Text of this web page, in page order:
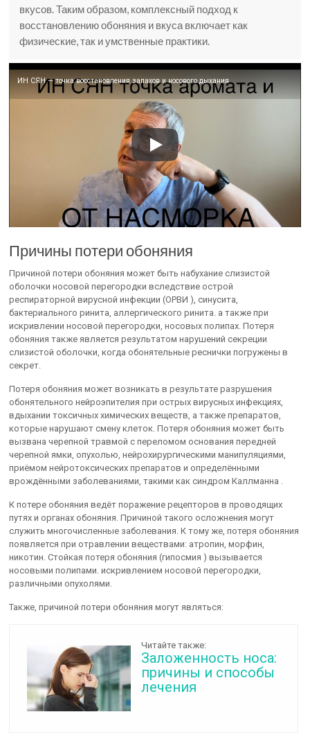
вкусов. Таким образом, комплексный подход к
восстановлению обоняния и вкуса включает как
физические, так и умственные практики.
ИН СЯН — точка восстановления запахов и носового дыхания
Причины потери обоняния
Причиной потери обоняния может быть набухание слизистой
оболочки носовой перегородки вследствие острой
респираторной вирусной инфекции (ОРВИ ), синусита,
бактериального ринита, аллергического ринита. а также при
искривлении носовой перегородки, носовых полипах. Потеря
обоняния также является результатом нарушений секреции
слизистой оболочки, когда обонятельные реснички погружены в
секрет.
Потеря обоняния может возникать в результате разрушения
обонятельного нейроэпителия при острых вирусных инфекциях,
вдыхании токсичных химических веществ, а также препаратов,
которые нарушают смену клеток. Потеря обоняния может быть
вызвана черепной травмой с переломом основания передней
черепной ямки, опухолью, нейрохирургическими манипуляциями,
приёмом нейротоксических препаратов и определёнными
врождёнными заболеваниями, такими как синдром Каллманна .
К потере обоняния ведёт поражение рецепторов в проводящих
путях и органах обоняния. Причиной такого осложнения могут
служить многочисленные заболевания. К тому же, потеря обоняния
появляется при отравлении веществами: атропин, морфин,
никотин. Стойкая потеря обоняния (гипосмия ) вызывается
носовыми полипами. искривлением носовой перегородки,
различными опухолями.
Также, причиной потери обоняния могут являться:
Читайте также:
Заложенность носа:
причины и способы
лечения